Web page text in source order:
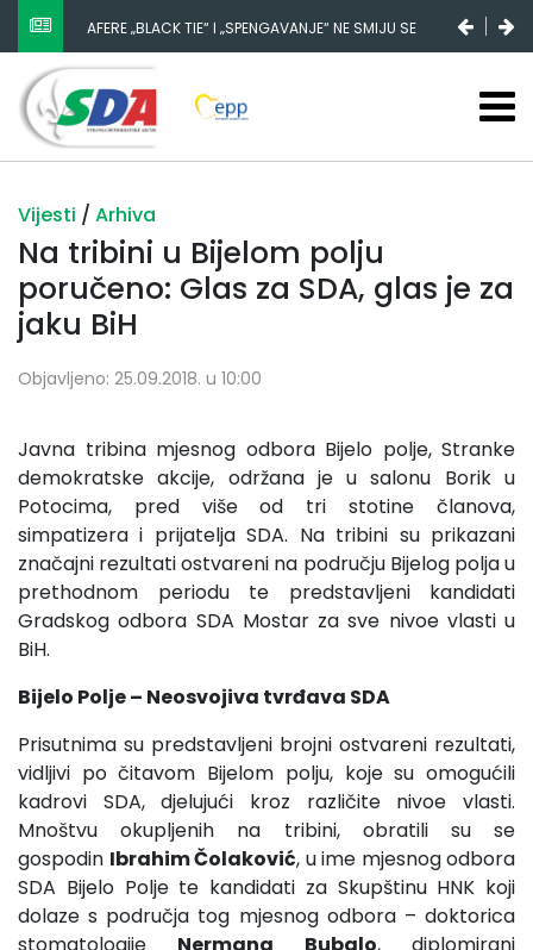
AFERE „BLACK TIE“ I „SPENGAVANJE“ NE SMIJU SE
ZATAŠKATI
Vijesti / Arhiva
Na tribini u Bijelom polju
poručeno: Glas za SDA, glas je za
jaku BiH
Objavljeno: 25.09.2018. u 10:00
Javna tribina mjesnog odbora Bijelo polje, Stranke
demokratske akcije, održana je u salonu Borik u
Potocima, pred više od tri stotine članova,
simpatizera i prijatelja SDA. Na tribini su prikazani
značajni rezultati ostvareni na području Bijelog polja u
prethodnom periodu te predstavljeni kandidati
Gradskog odbora SDA Mostar za sve nivoe vlasti u
BiH.
Bijelo Polje – Neosvojiva tvrđava SDA
Prisutnima su predstavljeni brojni ostvareni rezultati,
vidljivi po čitavom Bijelom polju, koje su omogućili
kadrovi SDA, djelujući kroz različite nivoe vlasti.
Mnoštvu okupljenih na tribini, obratili su se
gospodin Ibrahim Čolaković, u ime mjesnog odbora
SDA Bijelo Polje te kandidati za Skupštinu HNK koji
dolaze s područja tog mjesnog odbora – doktorica
stomatologije Nermana Bubalo, diplomirani